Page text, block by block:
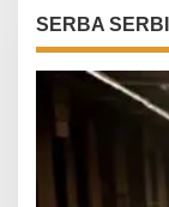
SERBA SERBI